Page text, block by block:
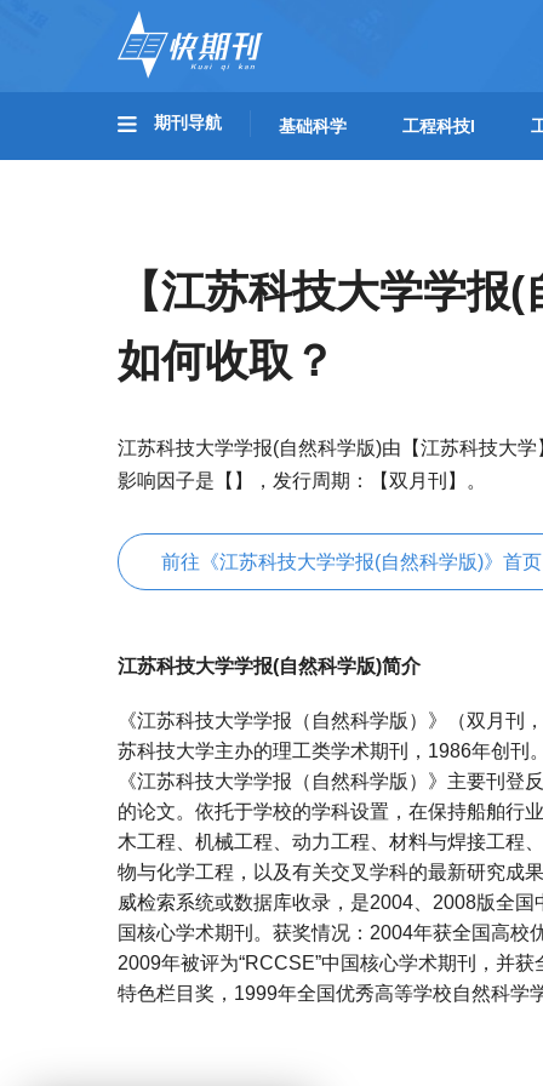
期刊导航 基础科学 工程科技I
【江苏科技大学学报
如何收取？
江苏科技大学学报(自然科学版)由【江苏科技大
影响因子是【】，发行周期：【双月刊】。
前往《江苏科技大学学报(自然科学版)》首页
江苏科技大学学报(自然科学版)简介
《江苏科技大学学报（自然科学版）》（双月刊
苏科技大学主办的理工类学术期刊，1986年创刊
《江苏科技大学学报（自然科学版）》主要刊登
的论文。依托于学校的学科设置，在保持船舶行
木工程、机械工程、动力工程、材料与焊接工程
物与化学工程，以及有关交叉学科的最新研究成
威检索系统或数据库收录，是2004、2008版全
国核心学术期刊。获奖情况：2004年获全国高
2009年被评为“RCCSE”中国核心学术期刊，并
特色栏目奖，1999年全国优秀高等学校自然科学